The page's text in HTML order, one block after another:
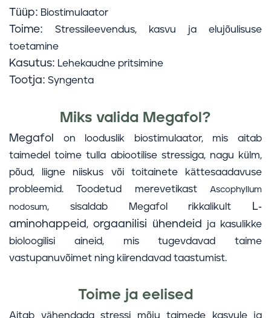
Tüüp: Biostimulaator
Toime: Stressileevendus, kasvu ja elujõulisuse
toetamine
Kasutus: Lehekaudne pritsimine
Tootja: Syngenta
Miks valida Megafol?
Megafol
on looduslik biostimulaator, mis aitab
taimedel toime tulla abiootilise stressiga, nagu külm,
põud, liigne niiskus või toitainete kättesaadavuse
probleemid. Toodetud merevetikast Ascophyllum
nodosum, sisaldab Megafol rikkalikult
L-
aminohappeid , orgaanilisi ühendeid
ja kasulikke
bioloogilisi aineid, mis tugevdavad taime
vastupanuvõimet ning kiirendavad taastumist.
Toime ja eelised
Aitab vähendada stressi mõju taimede kasvule ja